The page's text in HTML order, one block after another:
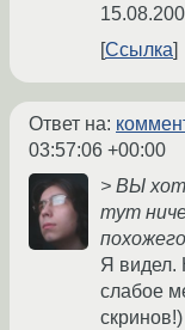
Ссылка
Ответ на:
03:57:06 +00:00
> ВЫ
тут
Я видел.
слабое